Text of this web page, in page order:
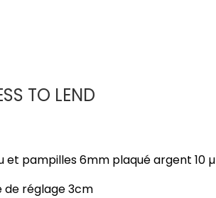
TO LEND
et pampilles 6mm plaqué argent 10 µ
réglage 3cm